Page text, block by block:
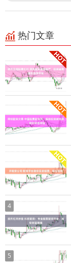
热门文章
4
5